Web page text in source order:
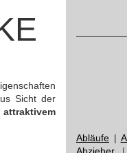
Sicht der
attraktivem
Abläufe |